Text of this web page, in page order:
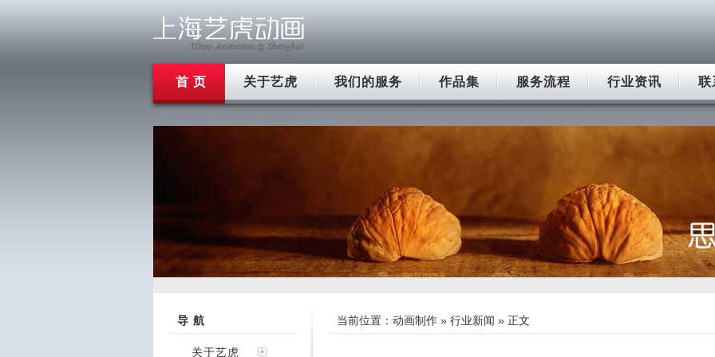
首 页 关于艺虎 我们的服务 作品集 服务流程 行业资讯 联
导 航
关于艺虎
当前位置： 动画制作 » 行业新闻 » 正文